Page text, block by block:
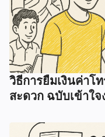
วิธีการยืมเงินค่าโ
สะดวก ฉบับเข้าใจ